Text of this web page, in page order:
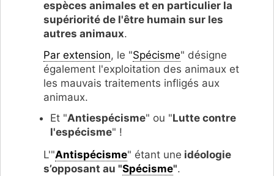
espèces animales et en particulier la
supériorité de l'être humain sur les
autres animaux.
Par extension, le "Spécisme" désigne
également l'exploitation des animaux et
les mauvais traitements infligés aux
animaux.
Et "Antiespécisme" ou "Lutte contre
l'espécisme" !
L'"Antispécisme" étant une idéologie
s’opposant au "Spécisme".